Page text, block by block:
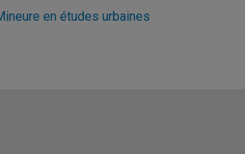
en études urbaines